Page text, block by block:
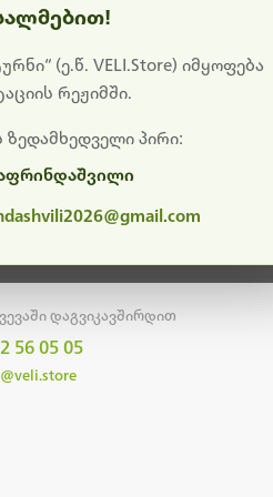
ამჟამად მიმდინარეობს
სამუშაოები.
გმადლობთ მოთმინებისთვის!
დაბრუნება
დაგვიკავშირდით
56 05 05
(ე.წ. VELI.Store) იმყოფება
რეჟიმში.
ზედამხედველი პირი: